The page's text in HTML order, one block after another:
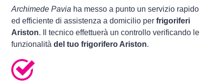
Archimede Pavia ha messo a punto un servizio rapido
ed efficiente di assistenza a domicilio per frigoriferi
Ariston. Il tecnico effettuerà un controllo verificando le
funzionalità del tuo frigorifero Ariston.